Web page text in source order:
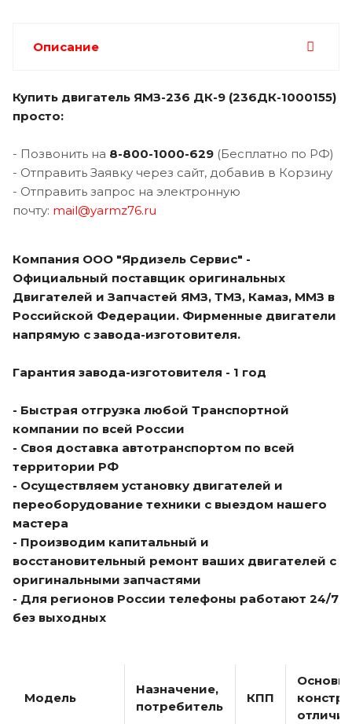
Описание
Купить двигатель ЯМЗ-236 ДК-9 (236ДК-1000155)
просто:
- Позвонить на 8-800-1000-629 (Бесплатно по РФ)
- Отправить Заявку через сайт, добавив в Корзину
- Отправить запрос на электронную
почту: mail@yarmz76.ru
Компания ООО "Ярдизель Сервис" -
Официальный поставщик оригинальных
Двигателей и Запчастей ЯМЗ, ТМЗ, Камаз, ММЗ в
Российской Федерации. Фирменные двигатели
напрямую с завода-изготовителя.
Гарантия завода-изготовителя - 1 год
- Быстрая отгрузка любой Транспортной
компании по всей России
- Своя доставка автотранспортом по всей
территории РФ
- Осуществляем установку двигателей и
переоборудование техники с выездом нашего
мастера
- Производим капитальный и
восстановительный ремонт ваших двигателей с
оригинальными запчастями
- Для регионов России телефоны работают 24/7
без выходных
Модель
Назначение,
потребитель
КПП
отличия